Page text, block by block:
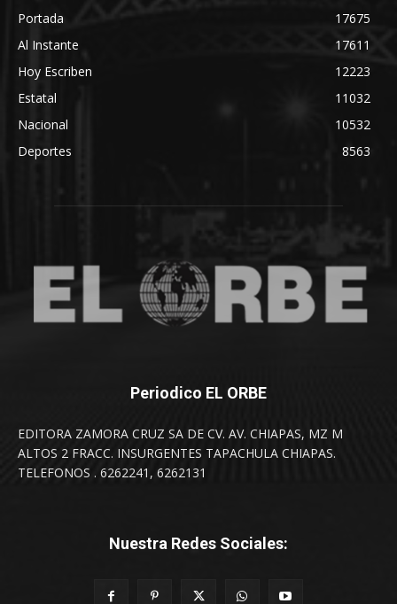
Portada
17675
Al Instante
17611
Hoy Escriben
12223
Estatal
11032
Nacional
10532
Deportes
8563
Periodico EL ORBE
EDITORA ZAMORA CRUZ SA DE CV. AV. CHIAPAS, MZ M
ALTOS 2 FRACC. INSURGENTES TAPACHULA CHIAPAS.
TELEFONOS . 6262241, 6262131
Nuestra Redes Sociales: